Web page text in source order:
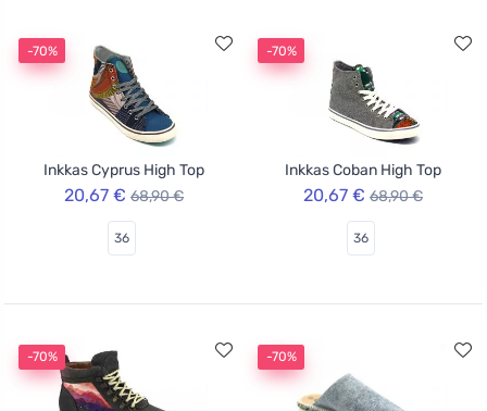
-70%
Inkkas Cyprus High Top
20,67 € 68,90 €
36
-70%
Inkkas Coban High Top
20,67 € 68,90 €
36
-70% -70%